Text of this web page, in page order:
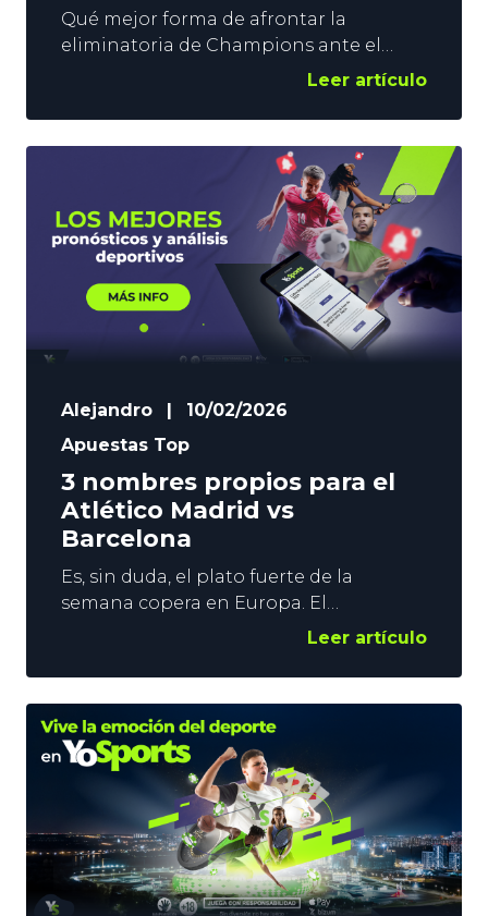
Qué mejor forma de afrontar la
eliminatoria de Champions ante el
Barça, que ganándole en LaLiga. El
importante ante los de Hansi Flick, y
esperamos ver la mejor versión de los
colchoneros en el Atlético vs Barcelona
de este sábado. Aún colea la goleada
copera, y podemos estar ante
Leer artículo
Alejandro |
10/02/2026
Apuestas Top
3 nombres propios para el
Atlético Madrid vs
Barcelona
Es, sin duda, el plato fuerte de la
semana copera en Europa. El
Metropolitano alberga este jueves el
plagado de estrellas, y en el que la
tensión y el espectáculo están
asegurados. Muchos son los llamados a
convertirse en los protagonistas del
duelo, pero en YoSports hemos puesto
Leer artículo